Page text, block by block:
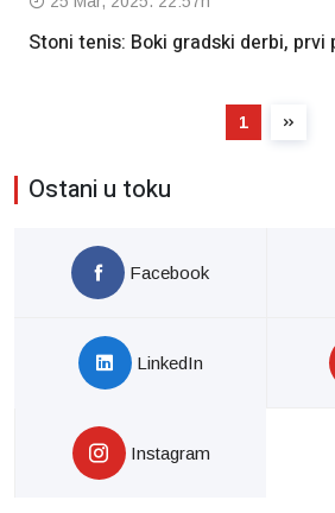
Stoni tenis: Boki gradski derbi, prvi
1
Ostani u toku
Facebook
LinkedIn
Instagram